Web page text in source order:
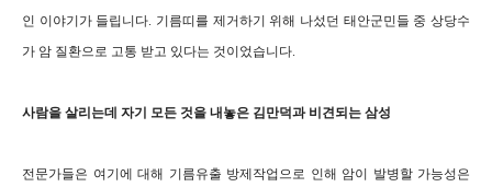
인 이야기가 들립니다. 기름띠를 제거하기 위해 나섰던 태안군민들 중 상당수
가 암 질환으로 고통 받고 있다는 것이었습니다.
사람을 살리는데 자기 모든 것을 내놓은 김만덕과 비견되는 삼성
전문가들은 여기에 대해 기름유출 방제작업으로 인해 암이 발병할 가능성은